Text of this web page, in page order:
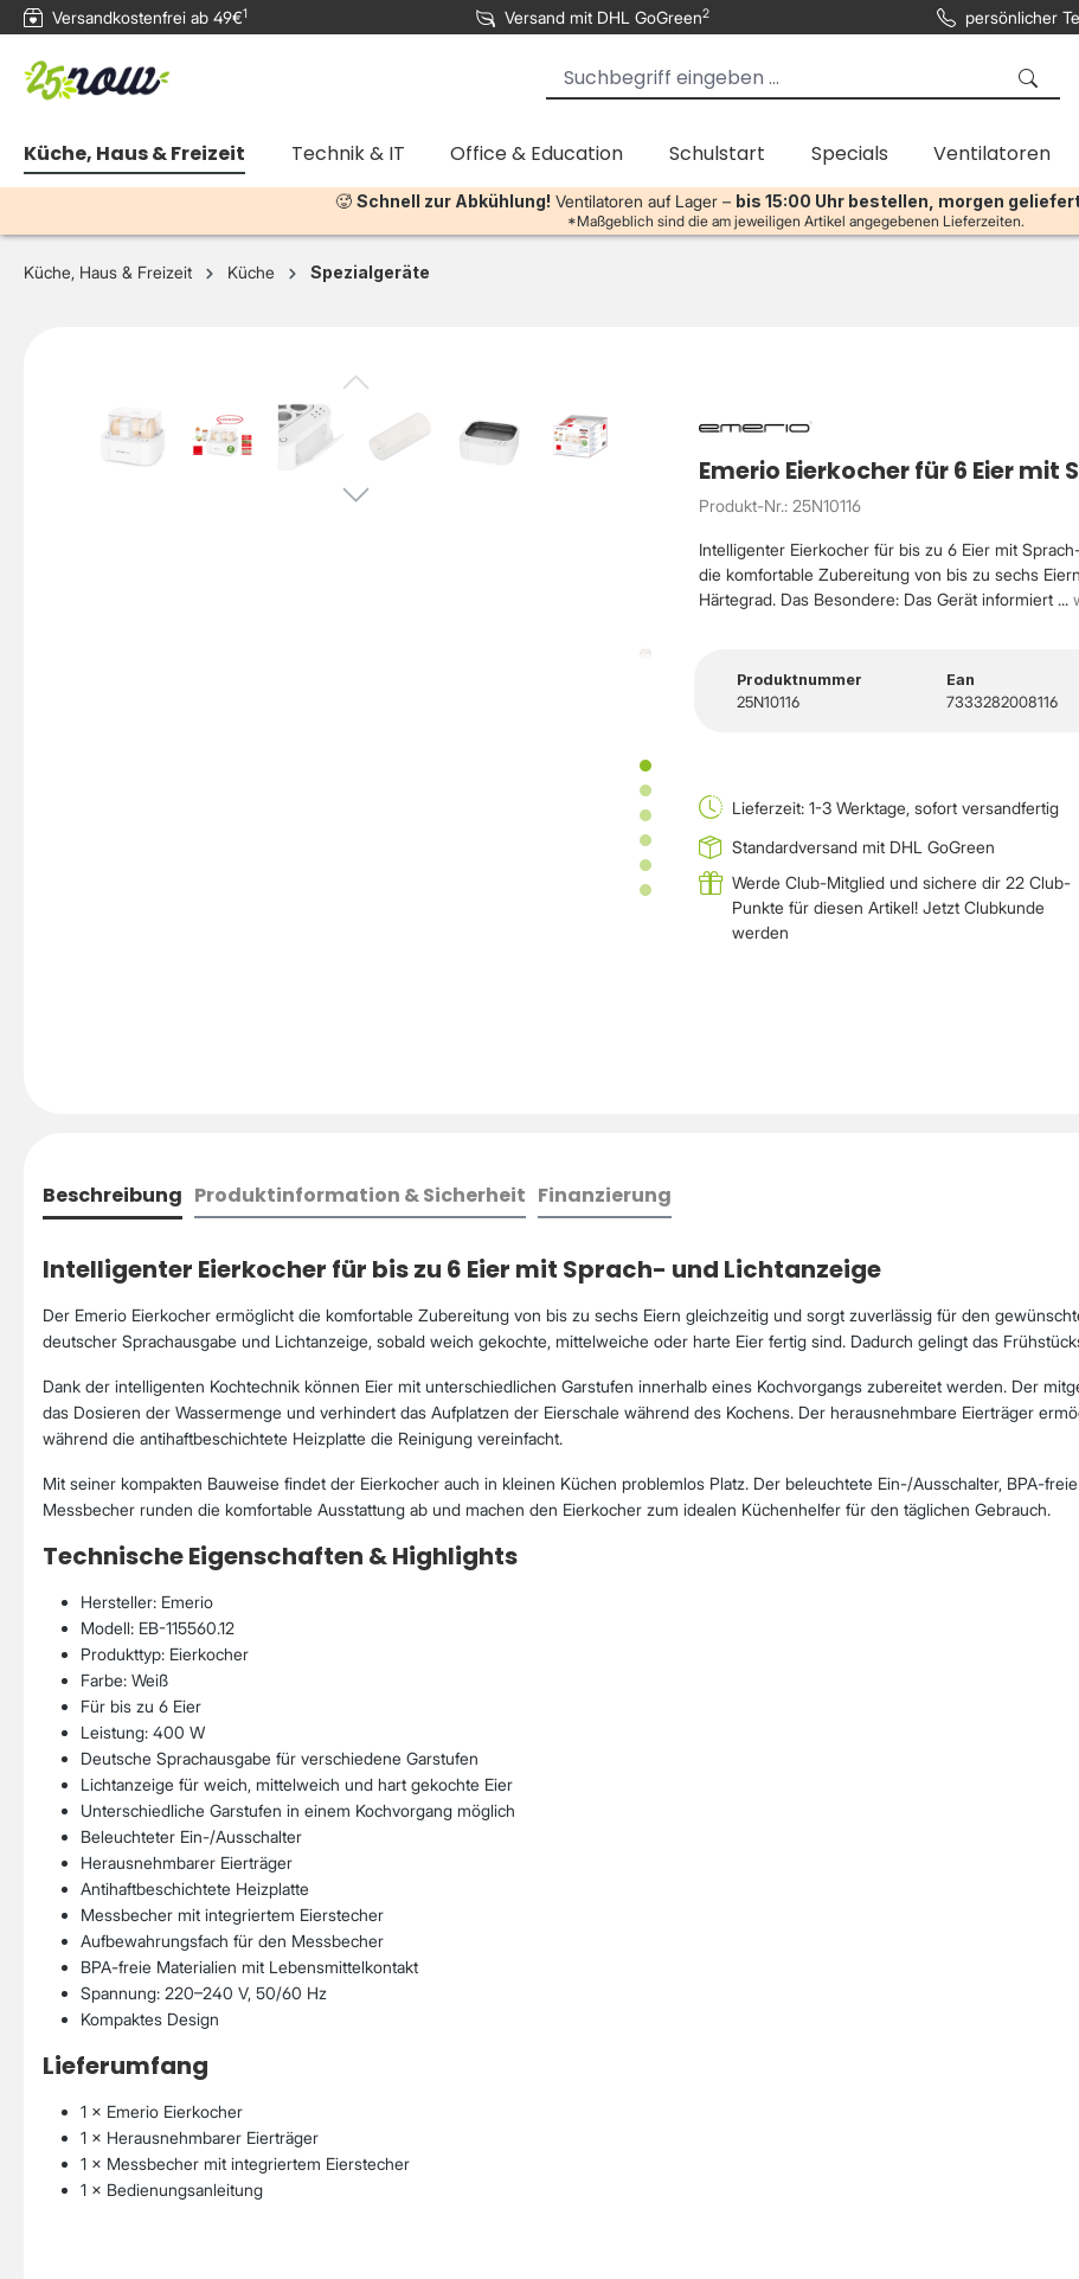
springen Zur Hauptnavigation springen
Versandkostenfrei ab 49€1 Versand mit DHL GoGreen2 persönlicher
Küche, Haus & Freizeit Technik & IT Office & Education Schulstart Specials Ventilatoren
🥵 Schnell zur Abkühlung! Ventilatoren auf Lager – bis 15:00 Uhr bestellen, morgen
*Maßgeblich sind die am jeweiligen Artikel angegebenen Lieferzeiten.
Küche, Haus & Freizeit Küche Spezialgeräte
Emerio Eierkocher für 6 Eier
Produkt-Nr.: 25N10116
Intelligenter Eierkocher für bis zu 6 Eier mit
die komfortable Zubereitung von bis zu sechs
Härtegrad. Das Besondere: Das Gerät informiert ...
Produktnummer
25N10116
Ean
7333282008116
Lieferzeit: 1-3 Werktage, sofort versandfertig
Standardversand mit DHL GoGreen
Werde Club-Mitglied und sichere dir 22 Club-
Punkte für diesen Artikel! Jetzt Clubkunde
werden
Beschreibung Produktinformation & Sicherheit Finanzierung
Intelligenter Eierkocher für bis zu 6 Eier mit Sprach- und Lichtanzeige
Der Emerio Eierkocher ermöglicht die komfortable Zubereitung von bis zu sechs Eiern gleichzeitig und sorgt zuverlässig für den
deutscher Sprachausgabe und Lichtanzeige, sobald weich gekochte, mittelweiche oder harte Eier fertig sind. Dadurch gelingt das
Dank der intelligenten Kochtechnik können Eier mit unterschiedlichen Garstufen innerhalb eines Kochvorgangs zubereitet werden. Der
das Dosieren der Wassermenge und verhindert das Aufplatzen der Eierschale während des Kochens. Der herausnehmbare Eierträger
während die antihaftbeschichtete Heizplatte die Reinigung vereinfacht.
Mit seiner kompakten Bauweise findet der Eierkocher auch in kleinen Küchen problemlos Platz. Der beleuchtete Ein-/Ausschalter, BPA-
Messbecher runden die komfortable Ausstattung ab und machen den Eierkocher zum idealen Küchenhelfer für den täglichen Gebrauch.
Technische Eigenschaften & Highlights
Hersteller: Emerio
Modell: EB-115560.12
Produkttyp: Eierkocher
Farbe: Weiß
Für bis zu 6 Eier
Leistung: 400 W
Deutsche Sprachausgabe für verschiedene Garstufen
Lichtanzeige für weich, mittelweich und hart gekochte Eier
Unterschiedliche Garstufen in einem Kochvorgang möglich
Beleuchteter Ein-/Ausschalter
Herausnehmbarer Eierträger
Antihaftbeschichtete Heizplatte
Messbecher mit integriertem Eierstecher
Aufbewahrungsfach für den Messbecher
BPA-freie Materialien mit Lebensmittelkontakt
Spannung: 220–240 V, 50/60 Hz
Kompaktes Design
Lieferumfang
1 × Emerio Eierkocher
1 × Herausnehmbarer Eierträger
1 × Messbecher mit integriertem Eierstecher
1 × Bedienungsanleitung